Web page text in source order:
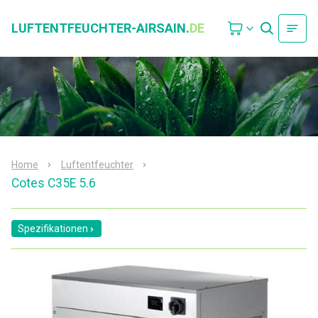
LUFTENTFEUCHTER-AIRSAIN.DE
Home Luftentfeuchter
Cotes C35E 5.6
Spezifikationen